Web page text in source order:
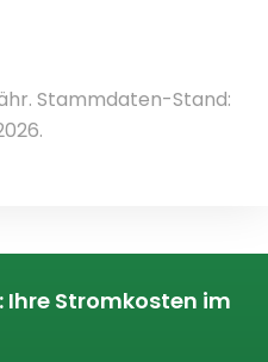
Stammdaten-Stand:
Stromkosten im